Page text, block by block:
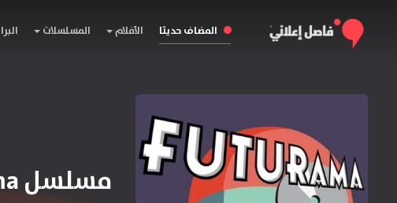
المضاف حديثا الأفلام المسلسلات
مسلسل Futurama الموسم السابع